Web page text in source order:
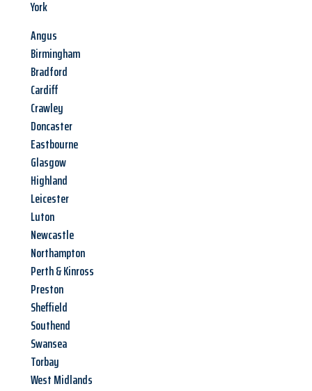
York
Angus
Birmingham
Bradford
Cardiff
Crawley
Doncaster
Eastbourne
Glasgow
Highland
Leicester
Luton
Newcastle
Northampton
Perth & Kinross
Preston
Sheffield
Southend
Swansea
Torbay
West Midlands